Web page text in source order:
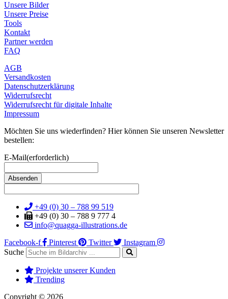
Unsere Bilder
Unsere Preise
Tools
Kontakt
Partner werden
FAQ
AGB
Versandkosten
Datenschutzerklärung
Widerrufsrecht
Widerrufsrecht für digitale Inhalte
Impressum
Möchten Sie uns wiederfinden? Hier können Sie unseren Newsletter
bestellen:
E-Mail(erforderlich)
+49 (0) 30 – 788 99 519
+49 (0) 30 – 788 9 777 4
info@quagga-illustrations.de
Facebook-f
Pinterest Twitter
Instagram
Suche
Projekte unserer Kunden
Trending
Copyright © 2026